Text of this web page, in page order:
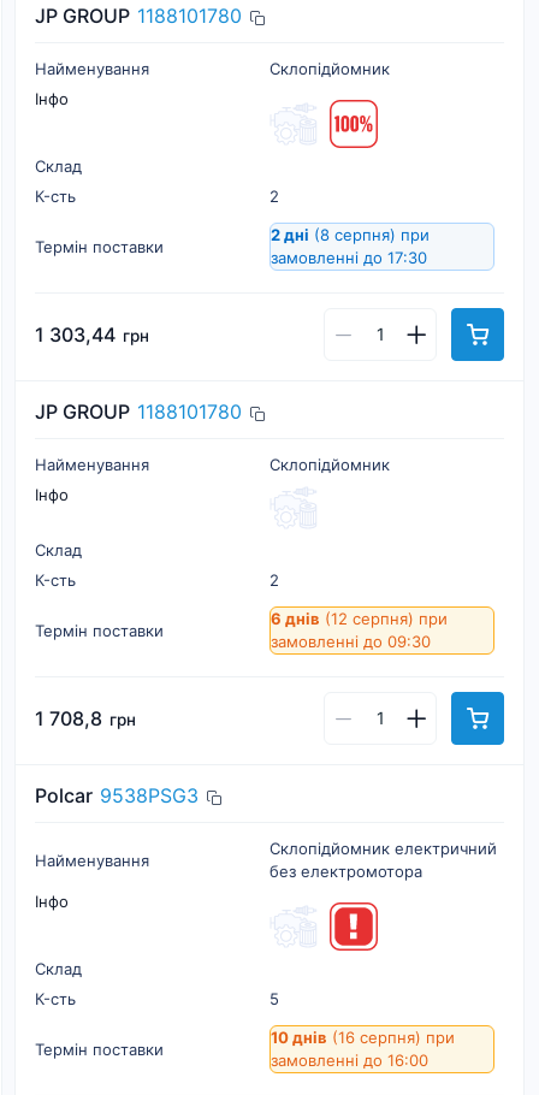
JP GROUP 1188101780
Найменування
Склопідйомник
Інфо
Склад
К-cть
2
Термін поставки
2 дні (8 серпня) при
замовленні до 17:30
1 303,44 грн
JP GROUP 1188101780
Найменування
Склопідйомник
Інфо
Склад
К-cть
2
Термін поставки
6 днів (12 серпня) при
замовленні до 09:30
1 708,8 грн
Polcar 9538PSG3
Найменування
Склопідйомник електричний
без електромотора
Інфо
Склад
К-cть
5
Термін поставки
10 днів (16 серпня) при
замовленні до 16:00